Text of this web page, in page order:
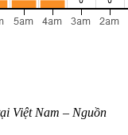
Việt Nam – Nguồn